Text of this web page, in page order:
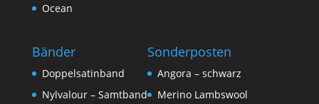
Ocean
Bänder
Doppelsatinband
Nylvalour – Samtband
Sonderposten
Angora – schwarz
Merino Lambswool